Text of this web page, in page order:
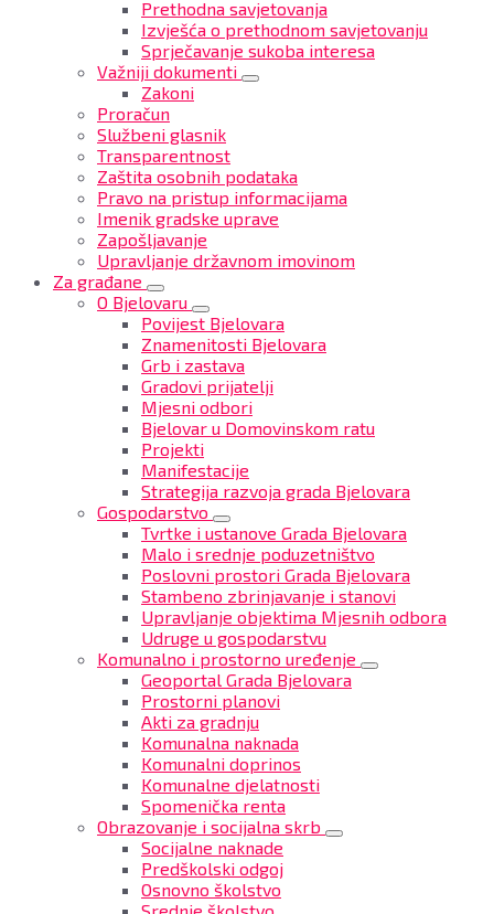
Prethodna savjetovanja
Izvješća o prethodnom savjetovanju
Sprječavanje sukoba interesa
Važniji dokumenti
Zakoni
Proračun
Službeni glasnik
Transparentnost
Zaštita osobnih podataka
Pravo na pristup informacijama
Imenik gradske uprave
Zapošljavanje
Upravljanje državnom imovinom
Za građane
O Bjelovaru
Povijest Bjelovara
Znamenitosti Bjelovara
Grb i zastava
Gradovi prijatelji
Mjesni odbori
Bjelovar u Domovinskom ratu
Projekti
Manifestacije
Strategija razvoja grada Bjelovara
Gospodarstvo
Tvrtke i ustanove Grada Bjelovara
Malo i srednje poduzetništvo
Poslovni prostori Grada Bjelovara
Stambeno zbrinjavanje i stanovi
Upravljanje objektima Mjesnih odbora
Udruge u gospodarstvu
Komunalno i prostorno uređenje
Geoportal Grada Bjelovara
Prostorni planovi
Akti za gradnju
Komunalna naknada
Komunalni doprinos
Komunalne djelatnosti
Spomenička renta
Obrazovanje i socijalna skrb
Socijalne naknade
Predškolski odgoj
Osnovno školstvo